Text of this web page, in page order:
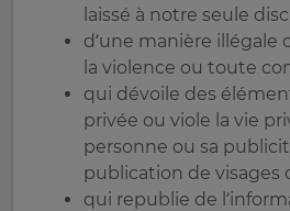
laissé à notre seule
d’une manière illégale
la violence ou toute
qui dévoile des
privée ou viole la vie
personne ou sa
publication de visages
qui republie de